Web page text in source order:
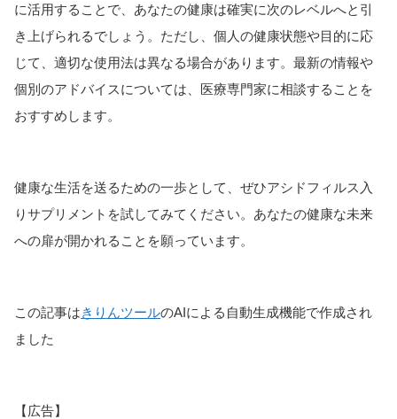
に活用することで、あなたの健康は確実に次のレベルへと引
き上げられるでしょう。ただし、個人の健康状態や目的に応
じて、適切な使用法は異なる場合があります。最新の情報や
個別のアドバイスについては、医療専門家に相談することを
おすすめします。
健康な生活を送るための一歩として、ぜひアシドフィルス入
りサプリメントを試してみてください。あなたの健康な未来
への扉が開かれることを願っています。
この記事はきりんツールのAIによる自動生成機能で作成され
ました
【広告】